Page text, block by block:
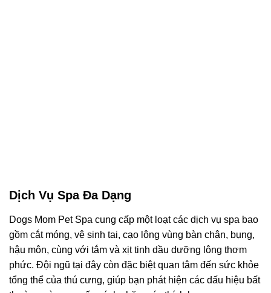
Dịch Vụ Spa Đa Dạng
Dogs Mom Pet Spa cung cấp một loạt các dịch vụ spa bao
gồm cắt móng, vệ sinh tai, cạo lông vùng bàn chân, bụng,
hậu môn, cùng với tắm và xịt tinh dầu dưỡng lông thơm
phức. Đội ngũ tại đây còn đặc biệt quan tâm đến sức khỏe
tổng thể của thú cưng, giúp bạn phát hiện các dấu hiệu bất